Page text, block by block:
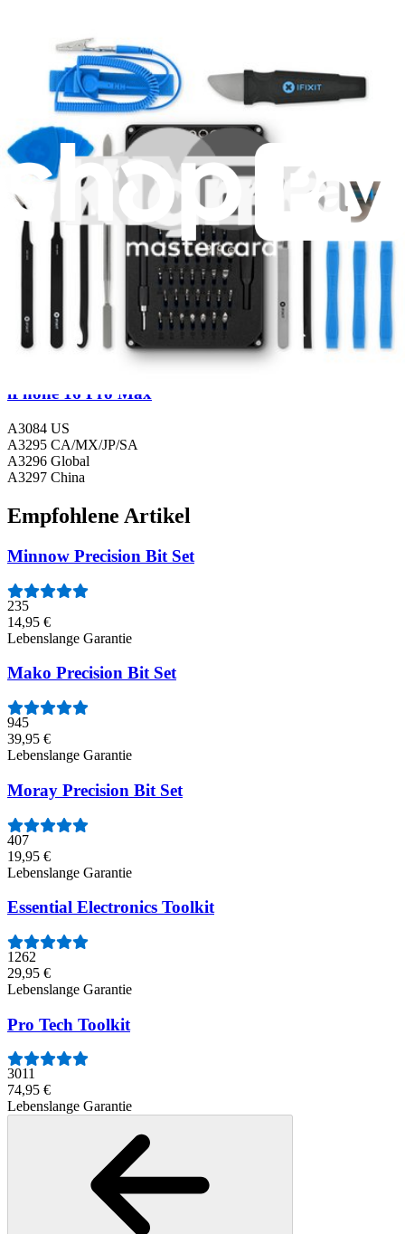
Versand innerhalb von 24 Stunden, mit Ausnahme von
Wochenenden und Feiertagen.
Kompatibilität
iPhone 16 Pro Max
A3084 US
A3295 CA/MX/JP/SA
A3296 Global
A3297 China
Empfohlene Artikel
Minnow Precision Bit Set
235
14,95 €
Lebenslange Garantie
Mako Precision Bit Set
945
39,95 €
Lebenslange Garantie
Moray Precision Bit Set
407
19,95 €
Lebenslange Garantie
Essential Electronics Toolkit
1262
29,95 €
Lebenslange Garantie
Pro Tech Toolkit
3011
74,95 €
Lebenslange Garantie